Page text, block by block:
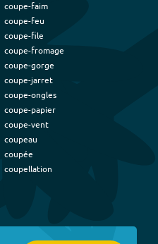
coupe-faim
coupe-feu
coupe-file
coupe-fromage
coupe-gorge
coupe-jarret
coupe-ongles
coupe-papier
coupe-vent
coupeau
coupée
coupellation